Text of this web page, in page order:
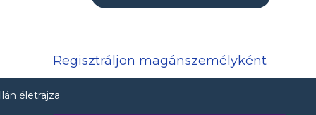
Regisztráljon magánszemélyként
életrajza